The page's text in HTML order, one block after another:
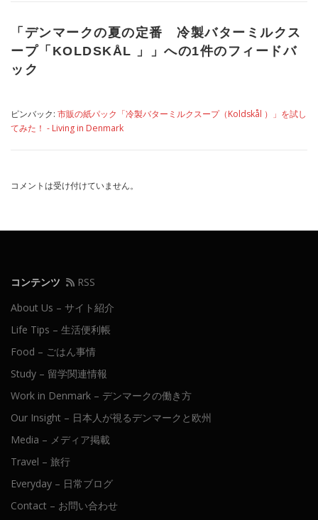
「 デンマークの夏の定番 冷製バターミルクス
ープ「KOLDSKÅL 」
」への1件のフィードバ
ック
ピンバック: 市販の紙パック「冷製バターミルクスープ（Koldskål ）」を試し
てみた！ - Living in Denmark
コメントは受け付けていません。
コンテンツ
RSS
About Us – サイト紹介
Life Tips – 生活便利帳
Food – ごはん事情
Study – 留学関連情報
Work in Denmark – デンマークの働き方
Our Insight – 日本人が視るデンマークと欧州
Media – メディア掲載
Travel – 旅行
Everyday – 日常ブログ
Contact – お問い合わせ